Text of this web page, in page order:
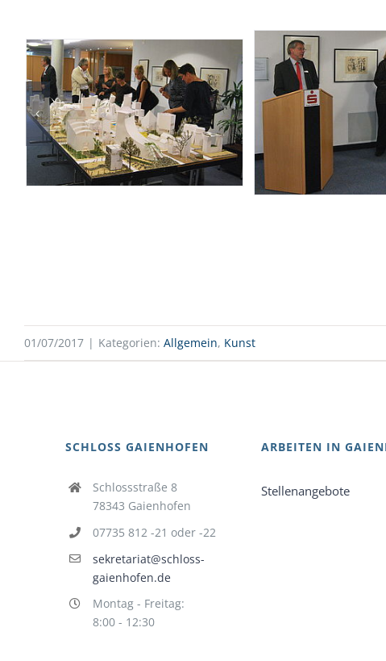
01/07/2017 | Kategorien: Allgemein, Kunst
SCHLOSS GAIENHOFEN
Schlossstraße 8
78343 Gaienhofen
07735 812 -21 oder -22
sekretariat@schloss-
gaienhofen.de
Montag - Freitag:
8:00 - 12:30
ARBEITEN IN
Stellenangebote